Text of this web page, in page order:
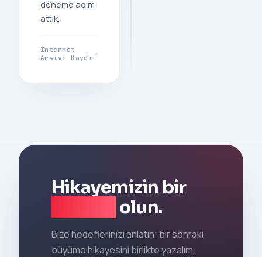
döneme adım
attık.
İnternet
Arşivi Kaydı
Hikayemizin bir
olun.
Bize hedeflerinizi anlatın; bir sonraki
büyüme hikayesini birlikte yazalım.